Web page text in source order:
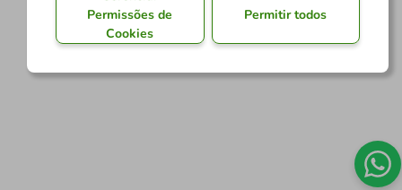
Permissões de
Cookies
Permitir todos